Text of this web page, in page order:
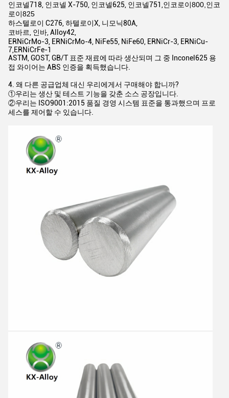
인코넬718, 인코넬 X-750, 인코넬625, 인코넬751, 인코로이800, 인코
로이825
하스텔로이 C276, 하텔로이X, 니모닉80A,
코바르, 인바, Alloy42,
ERNiCrMo-3, ERNiCrMo-4, NiFe55, NiFe60, ERNiCr-3, ERNiCu-
7,ERNiCrFe-1
ASTM, GOST, GB/T 표준 재료에 따라 생산되며 그 중 Inconel625 용
접 와이어는 ABS 인증을 획득했습니다.
4. 왜 다른 공급업체 대신 우리에게서 구매해야 합니까?
①우리는 생산 및 테스트 기능을 갖춘 소스 공장입니다.
②우리는 ISO9001:2015 품질 경영 시스템 표준을 통과했으며 프로
세스를 제어할 수 있습니다.